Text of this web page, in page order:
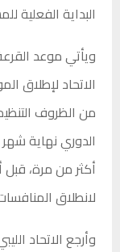
البداية الفعلية
ويأتي موعد
الاتحاد لإطلاق
من الظروف
الدوري نهاية شهر
أكثر من مرة، قبل
لانطلاق
وأرجع الاتحاد